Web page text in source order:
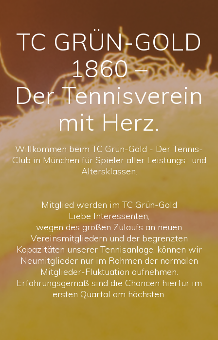
TC GRÜN-GOLD
1860 –
Der Tennisverein
mit Herz.
Willkommen beim TC Grün-Gold - Der Tennis-
Club in München für Spieler aller Leistungs- und
Altersklassen.
Mitglied werden im TC Grün-Gold
Liebe Interessenten,
wegen des großen Zulaufs an neuen
Vereinsmitgliedern und der begrenzten
Kapazitäten unserer Tennisanlage, können wir
Neumitglieder nur im Rahmen der normalen
Mitglieder-Fluktuation aufnehmen.
Erfahrungsgemäß sind die Chancen hierfür im
ersten Quartal am höchsten.